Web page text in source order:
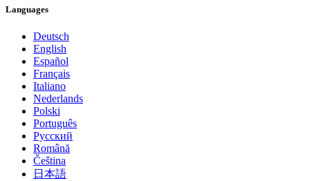
Languages
Deutsch
English
Español
Français
Italiano
Nederlands
Polski
Português
Pусский
Română
Čeština
日本語